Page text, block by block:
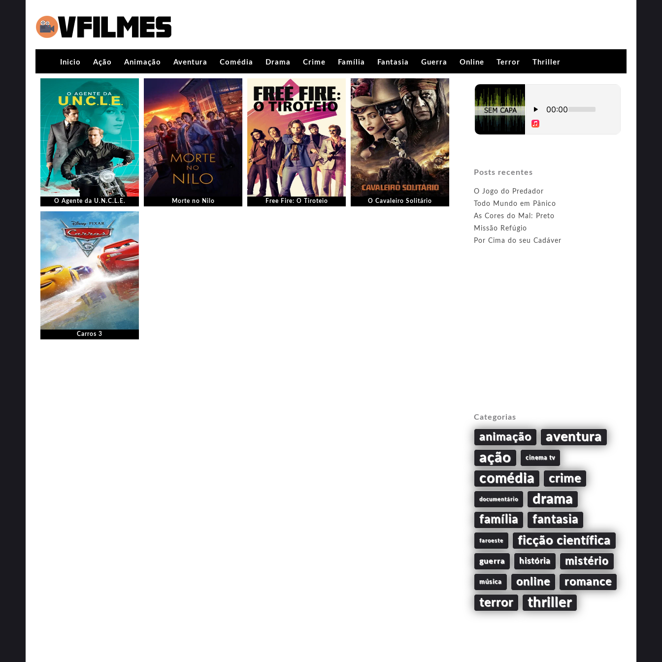
Inicio Ação Animação Aventura Comédia Drama Crime Família Fantasia Guerra Online Terror Thriller
O Agente da U.N.C.L.E. Morte no Nilo Free Fire: O Tiroteio O Cavaleiro Solitário
Carros 3
Posts recentes
O Jogo do Predador
Todo Mundo em Pânico
As Cores do Mal: Preto
Missão Refúgio
Por Cima do seu Cadáver
Categorias
animação aventura
ação cinema tv
comédia crime
documentário drama
família fantasia
faroeste ficção científica
guerra história mistério
música online romance
terror thriller